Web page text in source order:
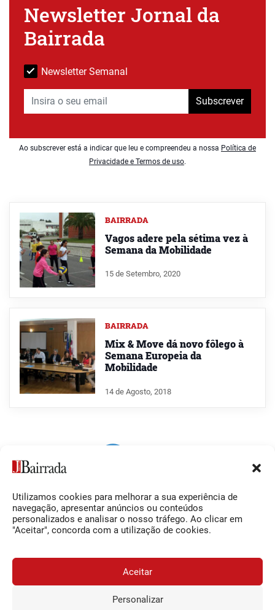
Utilizamos cookies para melhorar a sua experiência de
navegação, apresentar anúncios ou conteúdos
personalizados e analisar o nosso tráfego. Ao clicar em
"Aceitar", concorda com a utilização de cookies.
Aceitar
Personalizar
Newsletter Jornal da
Bairrada
Newsletter Semanal
Subscrever
Ao subscrever está a indicar que leu e compreendeu a nossa Política de
Privacidade e Termos de uso.
BAIRRADA
Vagos adere pela sétima vez à
Semana da Mobilidade
15 de Setembro, 2020
BAIRRADA
Mix & Move dá novo fôlego à
Semana Europeia da
Mobilidade
14 de Agosto, 2018
Siga-nos
Facebook
O Jornal da Bairrada
Contactos
Termos e Condições